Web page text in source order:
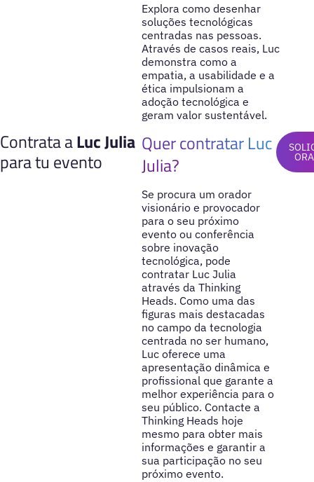
Explora como desenhar
soluções tecnológicas
centradas nas pessoas.
Através de casos reais, Luc
demonstra como a
empatia, a usabilidade e a
ética impulsionam a
adoção tecnológica e
geram valor sustentável.
Contrata aLuc Julia
para tu evento
Quer contratar Luc
Julia?
Se procura um orador
visionário e provocador
para o seu próximo
evento ou conferência
sobre inovação
tecnológica, pode
contratar Luc Julia
através da Thinking
Heads. Como uma das
figuras mais destacadas
no campo da tecnologia
centrada no ser humano,
Luc oferece uma
apresentação dinâmica e
profissional que garante a
melhor experiência para o
seu público. Contacte a
Thinking Heads hoje
mesmo para obter mais
informações e garantir a
sua participação no seu
próximo evento.